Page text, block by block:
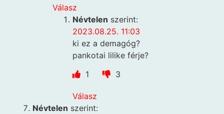
Válasz
Névtelen szerint:
2023.08.25. 11:03
ki ez a demagóg?
pankotai lilike férje?
1
3
Válasz
Névtelen szerint: